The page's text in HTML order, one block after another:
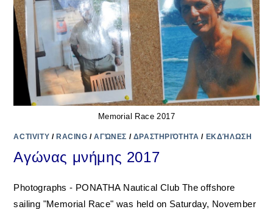
Memorial Race 2017
ACTIVITY / RACING /ΑΓΏΝΕΣ / ΔΡΑΣΤΗΡΙΌΤΗΤΑ / ΕΚΔΉΛΩΣΗ
Αγώνας μνήμης 2017
Photographs - PONATHA Nautical Club The offshore
sailing "Memorial Race" was held on Saturday, November